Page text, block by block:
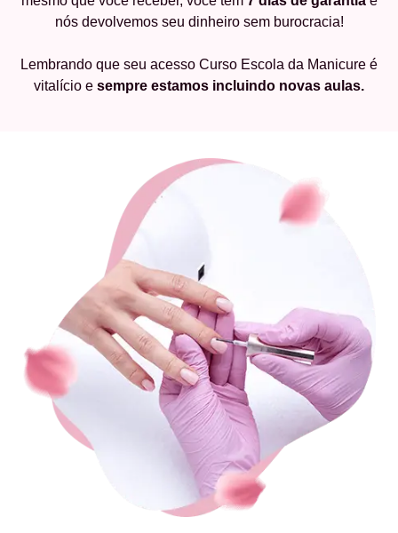
nós devolvemos seu dinheiro sem burocracia!
Lembrando que seu acesso Curso Escola da Manicure é
vitalício e sempre estamos incluindo novas aulas.